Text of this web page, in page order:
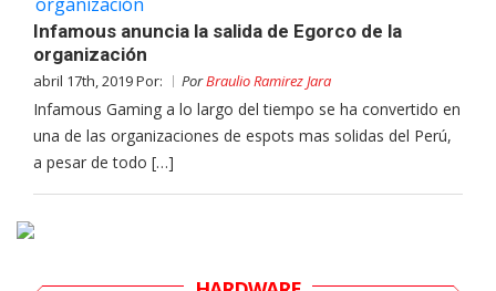
Infamous anuncia la salida de Egorco de la
organización
abril 17th, 2019 Por: PorBraulio Ramirez Jara
Infamous Gaming a lo largo del tiempo se ha convertido en
una de las organizaciones de espots mas solidas del Perú,
a pesar de todo […]